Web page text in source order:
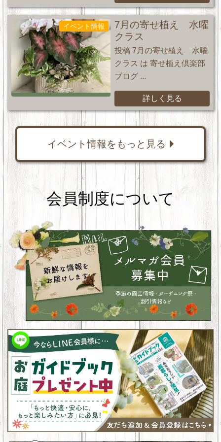
イベント情報
7月の寄せ植え 水曜
クラス
投稿 7月の寄せ植え 水曜
クラス は 寄せ植え倶楽部
ブログ ...
詳しく見る
イベント情報をもっと見る
会員制度について